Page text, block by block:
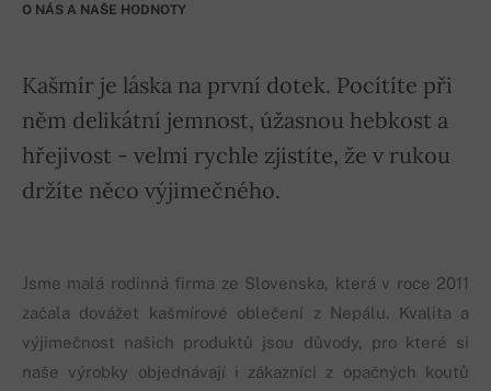
O NÁS A NAŠE HODNOTY
Kašmír je láska na první dotek. Pocítíte při
něm delikátní jemnost, úžasnou hebkost a
hřejivost - velmi rychle zjistíte, že v rukou
držíte něco výjimečného.
Jsme malá rodinná firma ze Slovenska, která v roce 2011
začala dovážet kašmírové oblečení z Nepálu. Kvalita a
výjimečnost našich produktů jsou důvody, pro které si
naše výrobky objednávají i zákazníci z opačných koutů